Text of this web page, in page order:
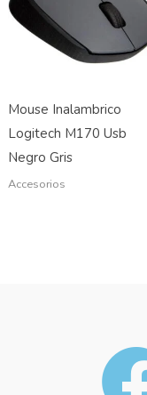
Mouse Inalambrico
Logitech M170 Usb
Negro Gris
Accesorios